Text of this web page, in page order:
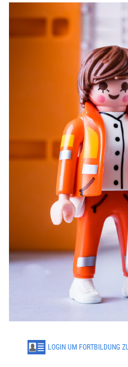
LOGIN UM FORTBILDUNG